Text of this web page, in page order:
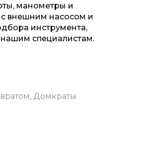
манометры и
внешним насосом и
инструмента,
нашим специалистам.
, Домкраты